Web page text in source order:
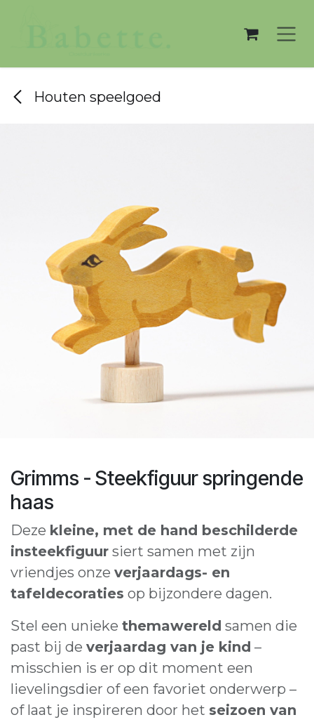
Houten speelgoed
Grimms - Steekfiguur springende
haas
Deze kleine, met de hand beschilderde
insteekfiguur siert samen met zijn
vriendjes onze verjaardags- en
tafeldecoraties op bijzondere dagen.
Stel een unieke themawereld samen die
past bij de verjaardag van je kind –
misschien is er op dit moment een
lievelingsdier of een favoriet onderwerp –
of laat je inspireren door het seizoen van